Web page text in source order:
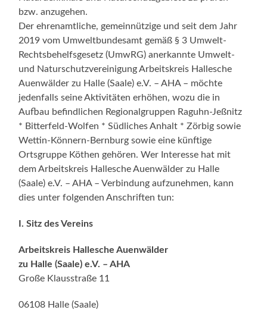
bzw. anzugehen.
Der ehrenamtliche, gemeinnützige und seit dem Jahr
2019 vom Umweltbundesamt gemäß § 3 Umwelt-
Rechtsbehelfsgesetz (UmwRG) anerkannte Umwelt-
und Naturschutzvereinigung Arbeitskreis Hallesche
Auenwälder zu Halle (Saale) e.V. – AHA – möchte
jedenfalls seine Aktivitäten erhöhen, wozu die in
Aufbau befindlichen Regionalgruppen Raguhn-Jeßnitz
* Bitterfeld-Wolfen * Südliches Anhalt * Zörbig sowie
Wettin-Könnern-Bernburg sowie eine künftige
Ortsgruppe Köthen gehören. Wer Interesse hat mit
dem Arbeitskreis Hallesche Auenwälder zu Halle
(Saale) e.V. – AHA – Verbindung aufzunehmen, kann
dies unter folgenden Anschriften tun:
I. Sitz des Vereins
Arbeitskreis Hallesche Auenwälder
zu Halle (Saale) e.V. – AHA
Große Klausstraße 11
06108 Halle (Saale)